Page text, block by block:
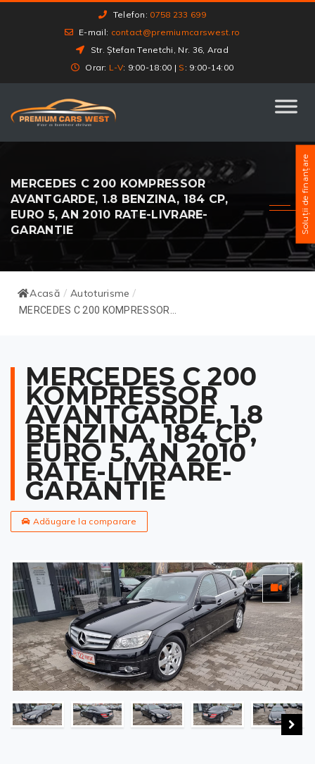
Telefon: 0758 233 699
E-mail: contact@premiumcarswest.ro
Str. Ștefan Tenetchi, Nr. 36, Arad
Orar: L-V: 9:00-18:00 | S : 9:00-14:00
MERCEDES C 200 KOMPRESSOR
AVANTGARDE, 1.8 BENZINA, 184 CP,
EURO 5, AN 2010 RATE-LIVRARE-
GARANTIE
Acasă / Autoturisme /
MERCEDES C 200 KOMPRESSOR...
MERCEDES C 200
KOMPRESSOR
AVANTGARDE, 1.8
BENZINA, 184 CP,
EURO 5, AN 2010
RATE-LIVRARE-
GARANTIE
Adăugare la comparare
Soluții de finanțare